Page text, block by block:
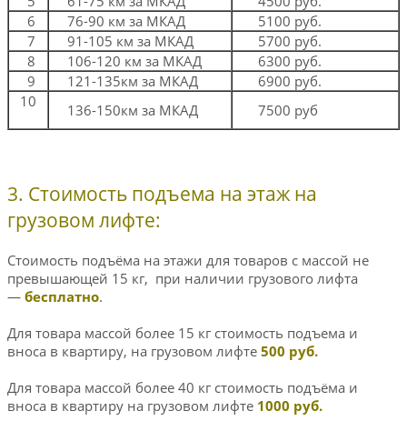
6
76-90 км за МКАД
5100 руб.
7
91-105 км за МКАД
5700 руб.
8
106-120 км за МКАД
6300 руб.
9
121-135км за МКАД
6900 руб.
10
136-150км за МКАД 7500 руб
3. Стоимость подъема на этаж на
грузовом лифте:
Стоимость подъёма на этажи для товаров с массой не
превышающей 15 кг, при наличии грузового лифта
— бесплатно.
Для товара массой более 15 кг стоимость подъема и
вноса в квартиру, на грузовом лифте 500 руб.
Для товара массой более 40 кг стоимость подъёма и
вноса в квартиру на грузовом лифте 1000 руб.